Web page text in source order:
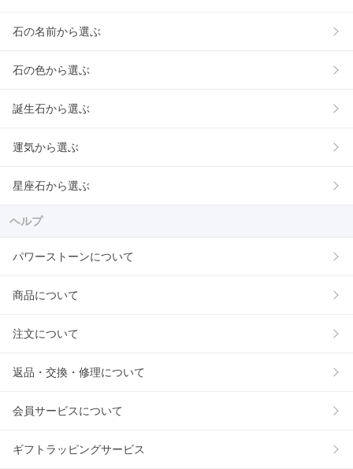
石の名前から選ぶ
石の色から選ぶ
誕生石から選ぶ
運気から選ぶ
星座石から選ぶ
ヘルプ
パワーストーンについて
商品について
注文について
返品・交換・修理について
会員サービスについて
ギフトラッピングサービス